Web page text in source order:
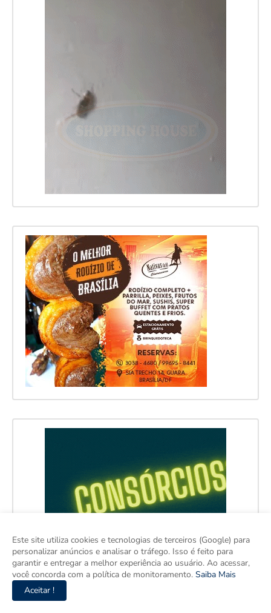
Este site utiliza cookies e tecnologias de terceiros (Google) para
personalizar anúncios e analisar o tráfego. Isso é feito para
garantir e entregar a melhor experiência ao usuário. Ao acessar,
você concorda com a política de monitoramento. Saiba Mais
Aceitar !